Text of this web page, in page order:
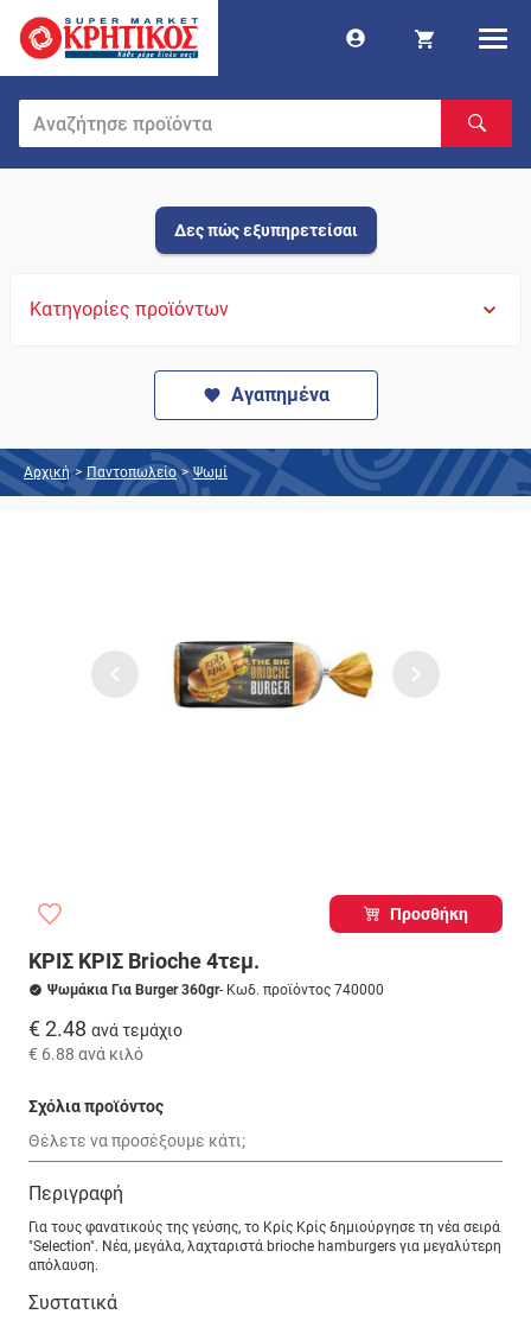
Δες πώς εξυπηρετείσαι
Κατηγορίες προϊόντων
Αγαπημένα
Αρχική > Παντοπωλείο > Ψωμί
Προσθήκη
ΚΡΙΣ ΚΡΙΣ Brioche 4τεμ.
Ψωμάκια Για Burger 360gr- Κωδ. προϊόντος 740000
€ 2.48 ανά τεμάχιο
€ 6.88 ανά κιλό
Σχόλια προϊόντος
Περιγραφή
Για τους φανατικούς της γεύσης, το Κρίς Κρίς δημιούργησε τη νέα σειρά
"Selection". Νέα, μεγάλα, λαχταριστά brioche hamburgers για μεγαλύτερη
απόλαυση.
Συστατικά